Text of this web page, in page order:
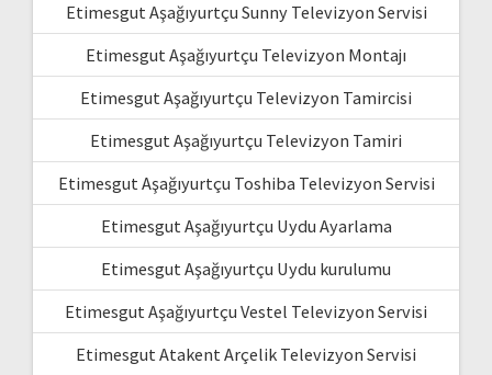
Etimesgut Aşağıyurtçu Sunny Televizyon Servisi
Etimesgut Aşağıyurtçu Televizyon Montajı
Etimesgut Aşağıyurtçu Televizyon Tamircisi
Etimesgut Aşağıyurtçu Televizyon Tamiri
Etimesgut Aşağıyurtçu Toshiba Televizyon Servisi
Etimesgut Aşağıyurtçu Uydu Ayarlama
Etimesgut Aşağıyurtçu Uydu kurulumu
Etimesgut Aşağıyurtçu Vestel Televizyon Servisi
Etimesgut Atakent Arçelik Televizyon Servisi